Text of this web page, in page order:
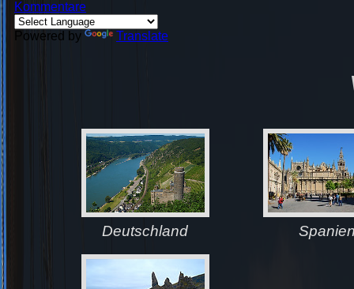
Kommentare
Powered by Translate
Deutschland